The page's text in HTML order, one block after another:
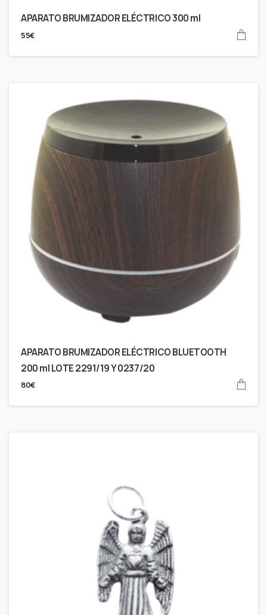
APARATO BRUMIZADOR ELÉCTRICO 300 ml
55€
APARATO BRUMIZADOR ELÉCTRICO BLUETOOTH
200 ml LOTE 2291/19 Y 0237/20
80€